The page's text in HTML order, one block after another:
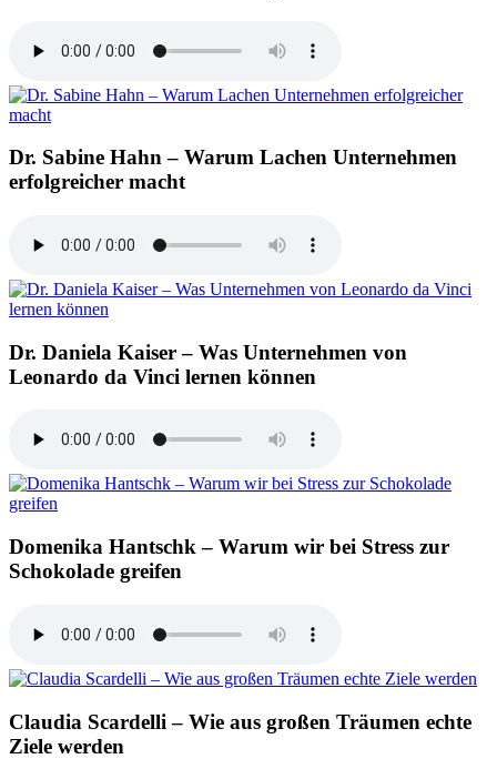
Dr. Sabine Hahn – Warum Lachen Unternehmen
erfolgreicher macht
Dr. Daniela Kaiser – Was Unternehmen von
Leonardo da Vinci lernen können
Domenika Hantschk – Warum wir bei Stress zur
Schokolade greifen
Claudia Scardelli – Wie aus großen Träumen echte
Ziele werden